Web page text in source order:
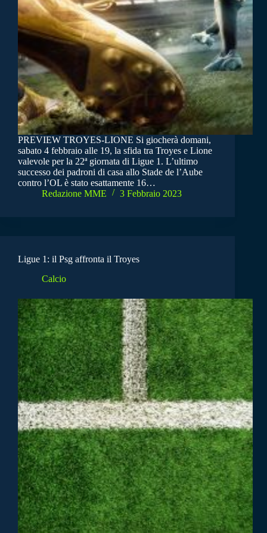
PREVIEW TROYES-LIONE Si giocherà domani,
sabato 4 febbraio alle 19, la sfida tra Troyes e Lione
valevole per la 22ª giornata di Ligue 1. L’ultimo
successo dei padroni di casa allo Stade de l’Aube
contro l’OL è stato esattamente 16…
Redazione MME
3 Febbraio 2023
Ligue 1: il Psg affronta il Troyes
Calcio